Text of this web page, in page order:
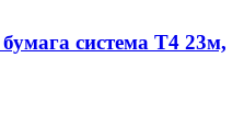
система Т4 23м,